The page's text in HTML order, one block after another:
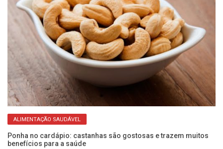
ALIMENTAÇÃO SAUDÁVEL
Ponha no cardápio: castanhas são gostosas e trazem muitos
benefícios para a saúde